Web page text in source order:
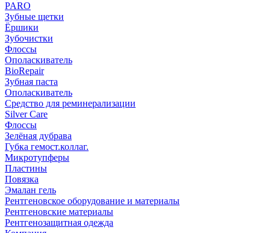
PARO
Зубные щетки
Ёршики
Зубочистки
Флоссы
Ополаскиватель
BioRepair
Зубная паста
Ополаскиватель
Средство для реминерализации
Silver Care
Флоссы
Зелёная дубрава
Губка гемост.коллаг.
Микротупферы
Пластины
Повязка
Эмалан гель
Рентгеновское оборудование и материалы
Рентгеновские материалы
Рентгенозащитная одежда